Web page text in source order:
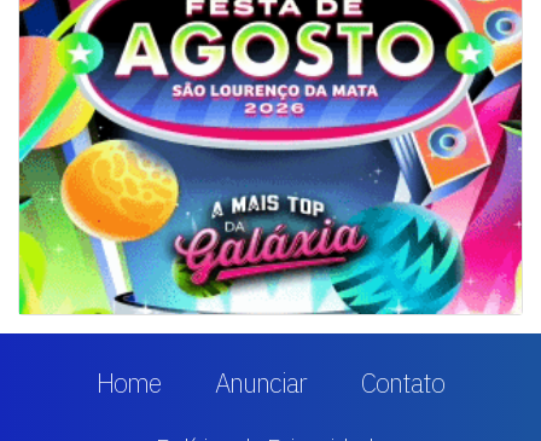
Home Anunciar
Contato